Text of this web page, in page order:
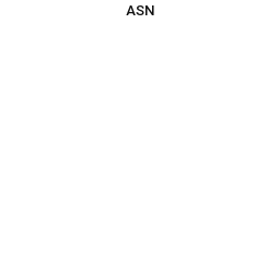
ASN